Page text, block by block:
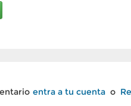
entra a tu cuenta o